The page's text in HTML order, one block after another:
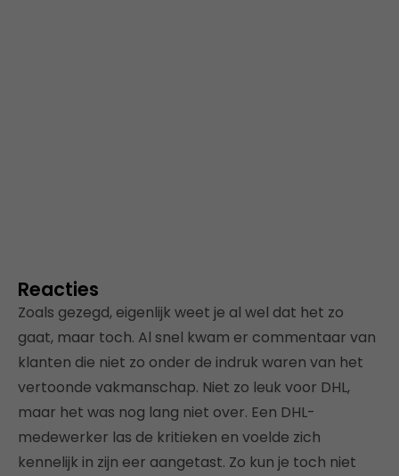
Reacties
Zoals gezegd, eigenlijk weet je al wel dat het zo
gaat, maar toch. Al snel kwam er commentaar van
klanten die niet zo onder de indruk waren van het
vertoonde vakmanschap. Niet zo leuk voor DHL,
maar het was nog lang niet over. Een DHL-
medewerker las de kritieken en voelde zich
kennelijk in zijn eer aangetast. Zo kun je toch niet